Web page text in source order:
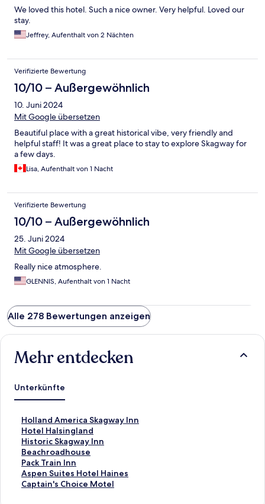
We loved this hotel. Such a nice owner. Very helpful. Loved our
stay.
Jeffrey, Aufenthalt von 2 Nächten
Verifizierte Bewertung
10/10 – Außergewöhnlich
10. Juni 2024
Mit Google übersetzen
Beautiful place with a great historical vibe, very friendly and
helpful staff! It was a great place to stay to explore Skagway for
a few days.
Lisa, Aufenthalt von 1 Nacht
Verifizierte Bewertung
10/10 – Außergewöhnlich
25. Juni 2024
Mit Google übersetzen
Really nice atmosphere.
GLENNIS, Aufenthalt von 1 Nacht
Alle 278 Bewertungen anzeigen
Mehr entdecken
Unterkünfte
Holland America Skagway Inn
L
i
n
k
,
d
e
Hotel Halsingland
L
i
n
k
,
d
Historic Skagway Inn
L
i
n
k
,
Beachroadhouse
L
i
n
k
Pack Train Inn
L
i
n
Aspen Suites Hotel Haines
L
iCaptain's Choice Motel
L